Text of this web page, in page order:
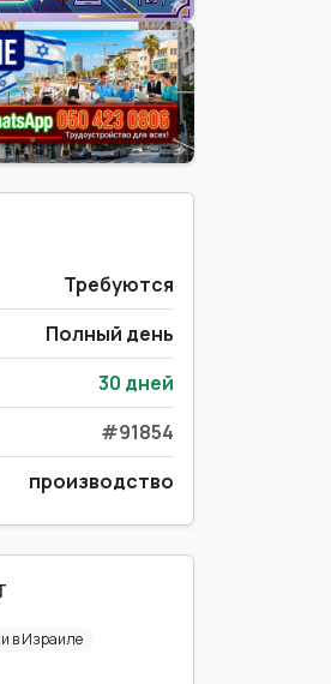
Требуются
Полный день
30 дней
#91854
производство
в Израиле